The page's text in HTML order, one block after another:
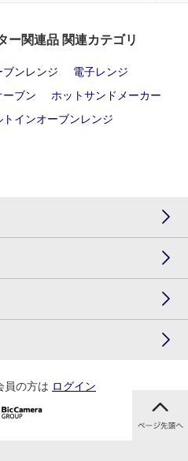
ー関連品 関連カテゴリ
ブンレンジ
電子レンジ
ーブン
ホットサンドメーカー
トインオーブンレンジ
員の方は ログイン